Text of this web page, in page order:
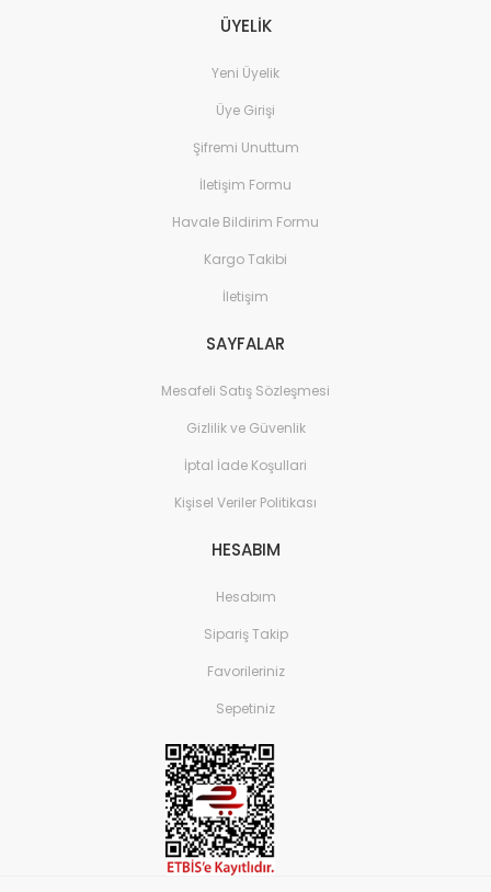
ÜYELİK
Yeni Üyelik
Üye Girişi
Şifremi Unuttum
İletişim Formu
Havale Bildirim Formu
Kargo Takibi
İletişim
SAYFALAR
Mesafeli Satış Sözleşmesi
Gizlilik ve Güvenlik
İptal İade Koşullari
Kişisel Veriler Politikası
HESABIM
Hesabım
Sipariş Takip
Favorileriniz
Sepetiniz